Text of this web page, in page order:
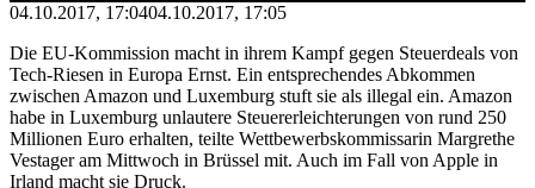
04.10.2017, 17:0404.10.2017, 17:05
Die EU-Kommission macht in ihrem Kampf gegen Steuerdeals von
Tech-Riesen in Europa Ernst. Ein entsprechendes Abkommen
zwischen Amazon und Luxemburg stuft sie als illegal ein. Amazon
habe in Luxemburg unlautere Steuererleichterungen von rund 250
Millionen Euro erhalten, teilte Wettbewerbskommissarin Margrethe
Vestager am Mittwoch in Brüssel mit. Auch im Fall von Apple in
Irland macht sie Druck.